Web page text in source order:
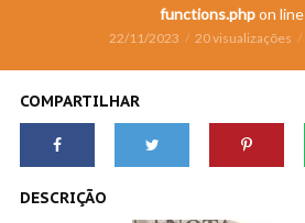
functions.phpon line
22/11/2023 20 visualizações
COMPARTILHAR
DESCRIÇÃO